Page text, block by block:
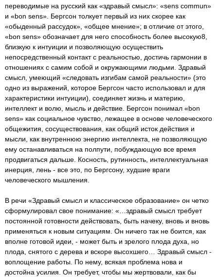
переводимые на русский как «здравый смысл»: «sens commun»
и «bon sens». Бергсон толкует первый из них скорее как
«обыденный рассудок», «общее мнение»; в отличие от этого,
«bon sens» обозначает для него способность более высокую8,
близкую к интуиции и позволяющую осуществить
непосредственный контакт с реальностью, достичь гармонии в
отношениях с самим собой и окружающими людьми. Здравый
смысл, умеющий «следовать изгибам самой реальности» (это
одно из выражений, которое Бергсон часто использовал и для
характеристики интуиции), соединяет жизнь и материю,
интеллект и волю, мысль и действие. Бергсон понимал «bon
sens» как социальное чувство, лежащее в основе человеческого
общежития, сосуществования, как общий исток действия и
мысли, как внутреннюю энергию интеллекта, не позволяющую
ему останавливаться на полпути, побуждающую все время
продвигаться дальше. Косность, рутинность, интеллектуальная
инерция, лень - все это, по Бергсону, худшие враги
человеческого мышления.
В речи «Здравый смысл и классическое образование» он четко
сформулировал свое понимание: «…здравый смысл требует
постоянной готовности действовать, быть начеку, вновь и вновь
применяться к новым ситуациям. Он ничего так не боится, как
вполне готовой идеи, - может быть и зрелого плода духа, но
плода, снятого с дерева и вскоре высохшего… Здравый смысл -
воплощение работы. По нему, всякая проблема нова и
достойна усилия. Он требует, чтобы мы жертвовали, как бы